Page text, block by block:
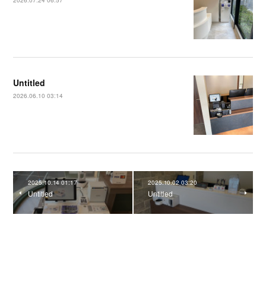
Untitled
2026.06.10 03:14
2025.10.14 01:17
Untitled
2025.10.02 03:20
Untitled